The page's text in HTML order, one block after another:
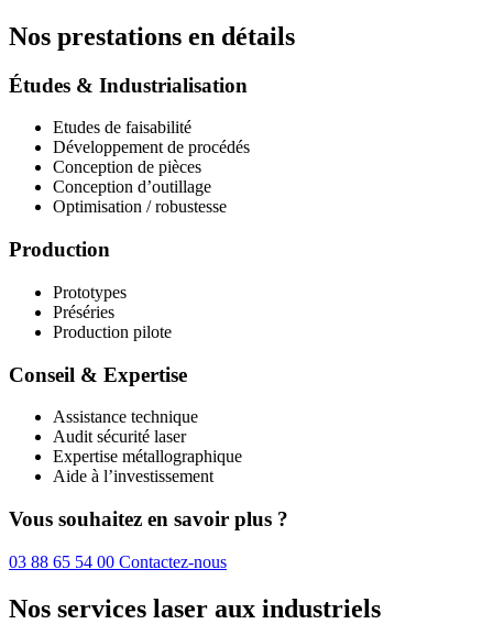
Nos prestations en détails
Études & Industrialisation
Etudes de faisabilité
Développement de procédés
Conception de pièces
Conception d’outillage
Optimisation / robustesse
Production
Prototypes
Préséries
Production pilote
Conseil & Expertise
Assistance technique
Audit sécurité laser
Expertise métallographique
Aide à l’investissement
Vous souhaitez en savoir plus ?
03 88 65 54 00 Contactez-nous
Nos services laser aux industriels